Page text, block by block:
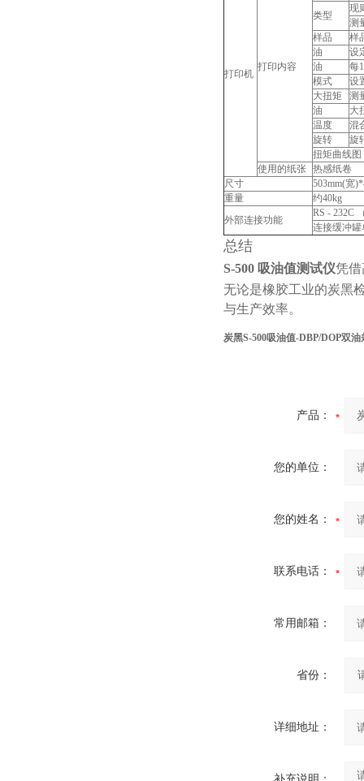
打印机
打印内容
类型
现
测
样品
样
油
设
油
每
模式
设
大扭矩
测
油
大
温度
混
旋转
旋
扭矩曲线图
使用的纸张 热感纸卷
尺寸
503mm(宽
重量
约40kg
外部连接功能
RS - 232C
连接缓冲
总结
S-500 吸油值测试仪凭借
无论是橡胶工业的炭黑
与生产效率。
炭黑S-500吸油值-DBP/DOP双
产品：
您的单位：
您的姓名：
联系电话：
常用邮箱：
省份：
详细地址：